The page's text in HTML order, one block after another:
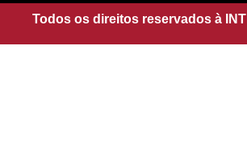
a
m
p
Todos os direitos reservados à